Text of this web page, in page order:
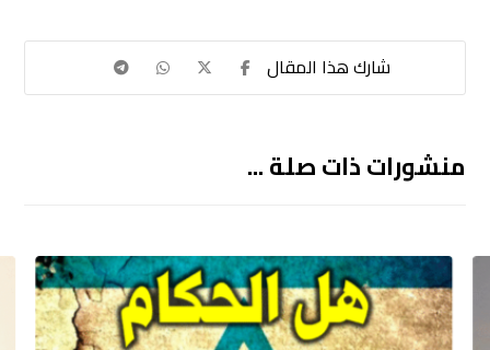
منشورات ذات صلة ...